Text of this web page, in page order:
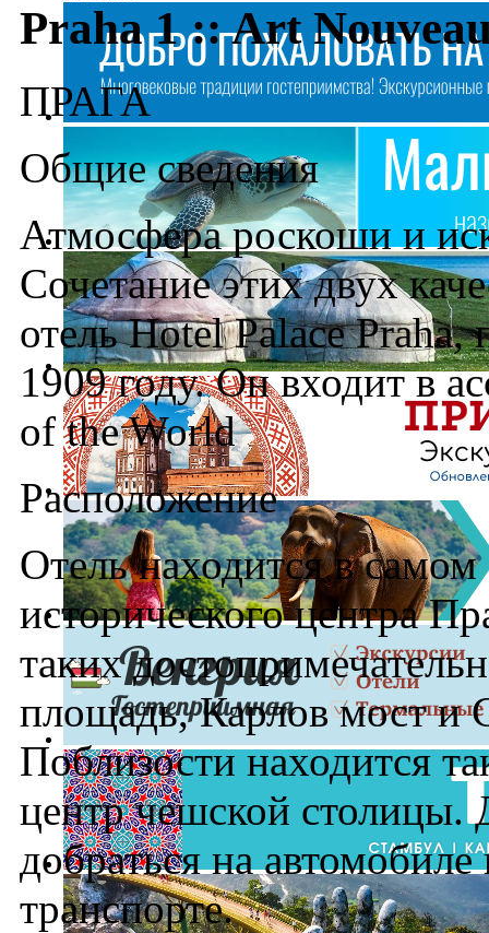
Praha 1 :: Art
ПРАГА
Общие сведения
Атмосфера роскоши и
Сочетание этих двух
отель Hotel Palace
1909 году. Он входит в
of the World
Расположение
Отель находится в
исторического центра
таких
площадь, Карлов мост и
Поблизости находится
центр чешской столицы.
добраться на
транспорте.